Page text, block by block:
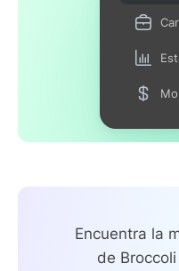
Encuentra la
de